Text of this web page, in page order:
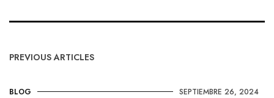
PREVIOUS ARTICLES
BLOG SEPTIEMBRE 26, 2024